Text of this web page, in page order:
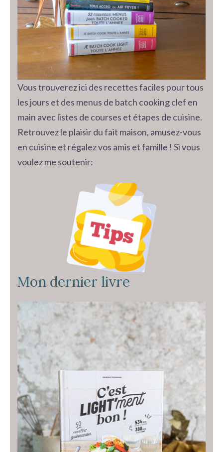
Vous trouverez ici des recettes faciles pour tous
les jours et des menus de batch cooking clef en
main avec listes de courses et étapes de cuisine.
Retrouvez le plaisir du fait maison, amusez-vous
en cuisine et régalez vos amis et famille ! Si vous
voulez me soutenir:
Mon dernier livre